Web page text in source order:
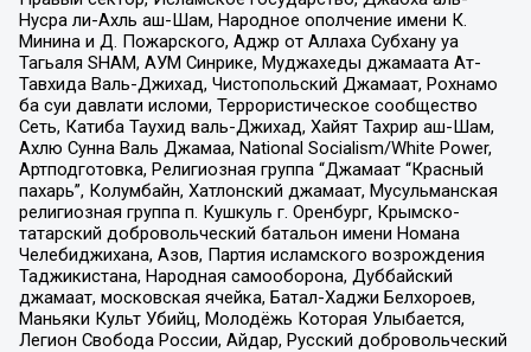
Нусра ли-Ахль аш-Шам, Народное ополчение имени К.
Минина и Д. Пожарского, Аджр от Аллаха Субхану уа
Тагьаля SHAM, АУМ Синрике, Муджахеды джамаата Ат-
Тавхида Валь-Джихад, Чистопольский Джамаат, Рохнамо
ба суи давлати исломи, Террористическое сообщество
Сеть, Катиба Таухид валь-Джихад, Хайят Тахрир аш-Шам,
Ахлю Сунна Валь Джамаа, National Socialism/White Power,
Артподготовка, Религиозная группа “Джамаат “Красный
пахарь”, Колумбайн, Хатлонский джамаат, Мусульманская
религиозная группа п. Кушкуль г. Оренбург, Крымско-
татарский добровольческий батальон имени Номана
Челебиджихана, Азов, Партия исламского возрождения
Таджикистана, Народная самооборона, Дуббайский
джамаат, московская ячейка, Батал-Хаджи Белхороев,
Маньяки Культ Убийц, Молодёжь Которая Улыбается,
Легион Свобода России, Айдар, Русский добровольческий